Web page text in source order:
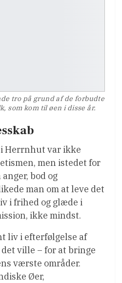
tro på grund af de forbudte
som kom til øen i disse år.
Herrnhut var ikke
men istedet for
bod og
man om at leve det
i frihed og glæde i
ikke mindst.
liv i efterfølgelse af
ville – for at bringe
værste områder.
Øer,